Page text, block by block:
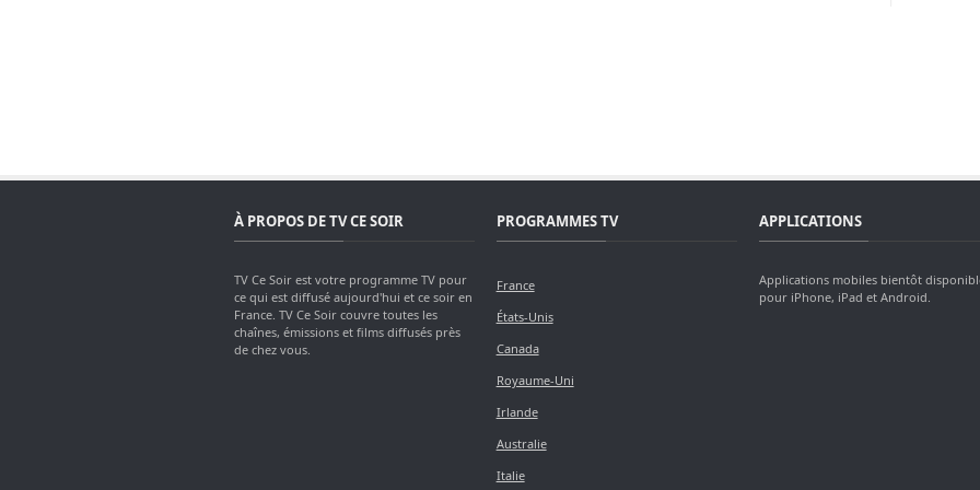
À PROPOS DE TV CE SOIR
TV Ce Soir est votre programme TV pour
ce qui est diffusé aujourd'hui et ce soir en
France. TV Ce Soir couvre toutes les
chaînes, émissions et films diffusés près
de chez vous.
PROGRAMMES TV
France
États-Unis
Canada
Royaume-Uni
Irlande
Australie
Italie
APPLICATIONS
Applications mobiles bientôt
pour iPhone, iPad et Android.